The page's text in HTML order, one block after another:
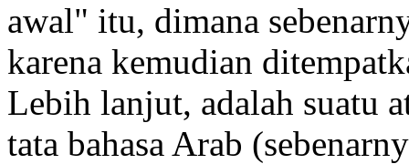
awal" itu, dimana
karena kemudian
Lebih lanjut, adalah suatu
tata bahasa Arab